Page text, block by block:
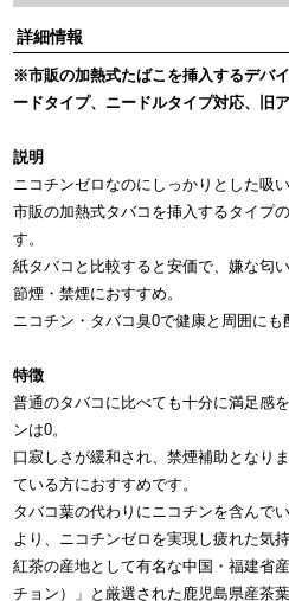
詳細情報
※市販の加熱式たばこを挿入するデバ
ードタイプ、ニードルタイプ対応、旧
説明
ニコチンゼロなのにしっかりとした吸
市販の加熱式タバコを挿入するタイプ
す。
紙タバコと比較すると安価で、嫌な匂
節煙・禁煙におすすめ。
ニコチン・タバコ臭0で健康と周囲にも
特徴
普通のタバコに比べても十分に満足感
ンは0。
口寂しさが緩和され、禁煙補助となり
ている方におすすめです。
タバコ葉の代わりにニコチンを含んで
より、ニコチンゼロを実現し疲れた気
紅茶の産地として有名な中国・福建省
チョン）」と厳選された鹿児島県産茶